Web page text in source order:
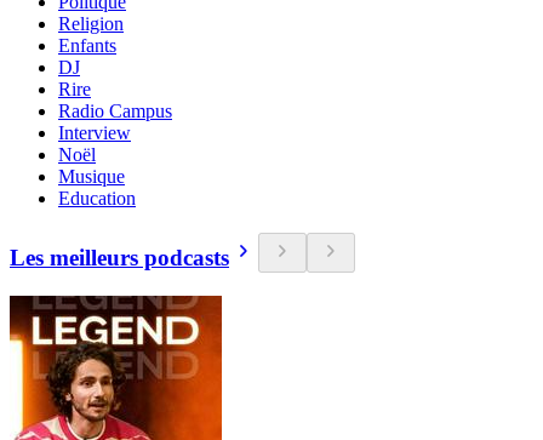
Religion
Enfants
DJ
Rire
Radio Campus
Interview
Noël
Musique
Education
Les meilleurs podcasts